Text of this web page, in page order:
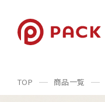
TOP 商品一覧